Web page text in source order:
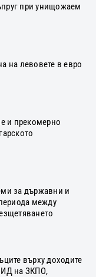
при унищожаем
на левовете в евро
и прекомерно
за държавни и
между
върху доходите
на ЗКПО,